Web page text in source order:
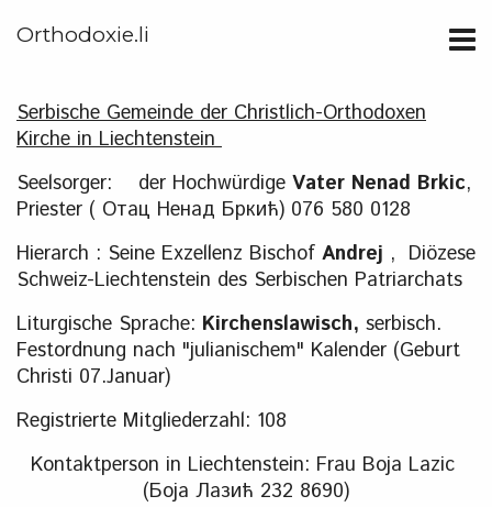
Orthodoxie.li
Serbische Gemeinde der Christlich-Orthodoxen
Kirche in Liechtenstein
Seelsorger: der Hochwürdige Vater Nenad Brkic,
Priester ( Отац Ненад Бркић) 076 580 0128
Hierarch : Seine Exzellenz Bischof Andrej , Diözese
Schweiz-Liechtenstein des Serbischen Patriarchats
Liturgische Sprache: Kirchenslawisch, serbisch.
Festordnung nach "julianischem" Kalender (Geburt
Christi 07.Januar)
Registrierte Mitgliederzahl: 108
Kontaktperson in Liechtenstein: Frau Boja Lazic
(Боја Лазић 232 8690)